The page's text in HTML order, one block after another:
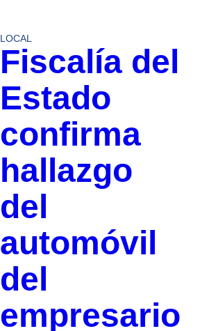
LOCAL
Fiscalía del
Estado
confirma
hallazgo
del
automóvil
del
empresario